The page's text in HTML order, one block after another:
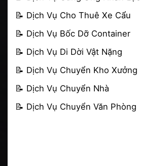
📝 Dịch Vụ Cho Thuê Xe Cẩu
📝 Dịch Vụ Bốc Dỡ Container
📝 Dịch Vụ Di Dời Vật Nặng
📝 Dịch Vụ Chuyển Kho Xưởng
📝 Dịch Vụ Chuyển Nhà
📝 Dịch Vụ Chuyển Văn Phòng